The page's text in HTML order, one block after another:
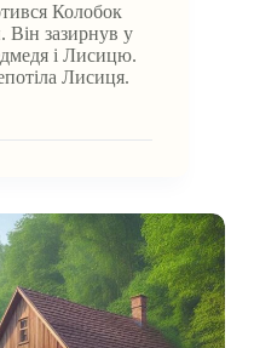
Колобок
Він зазирнув у
і Лисицю.
Лисиця.